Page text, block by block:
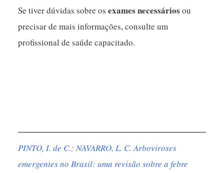
Se tiver dúvidas sobre osexames necessários ou
precisar de mais informações, consulte um
profissional de saúde capacitado.
PINTO, I. de C.; NAVARRO, L. C. Arboviroses
emergentes no Brasil: uma revisão sobre a febre